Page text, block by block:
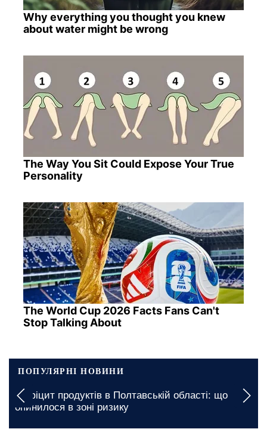
Why everything you thought you knew
about water might be wrong
The Way You Sit Could Expose Your True
Personality
The World Cup 2026 Facts Fans Can't
Stop Talking About
ПОПУЛЯРНІ НОВИНИ
Вимкнення будуть тривалими: якими будуть
графіки відключення світла у Запоріжжі на 7
серпня